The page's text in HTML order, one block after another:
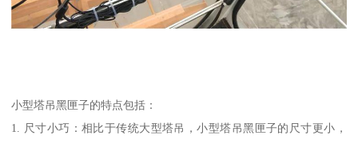
小型塔吊黑匣子的特点包括：
1. 尺寸小巧：相比于传统大型塔吊，小型塔吊黑匣子的尺寸更小，